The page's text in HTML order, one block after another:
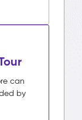
can
by